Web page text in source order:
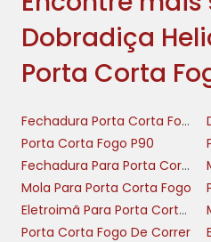
manutenção
Em aplicações
corta fogo é
de vão. Projetada
laterais, essa
comprometem o
da versão simples
necessidade de
Dobradiça
Porta Corta
Fechadura Porta Corta Fogo
Porta Corta Fogo P90
Fechadura Para Porta Corta Fogo Com Chave
Mola Para Porta Corta Fogo
Eletroimã Para Porta Corta Fogo
Porta Corta Fogo De Correr